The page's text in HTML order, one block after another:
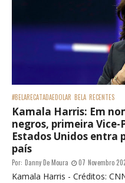
#BELARECATADAEDOLAR BELA RECENTES
Kamala Harris: Em
negros, primeira
Estados Unidos
país
Por: Danny De Moura 07 Novembro
Kamala Harris - Créditos: